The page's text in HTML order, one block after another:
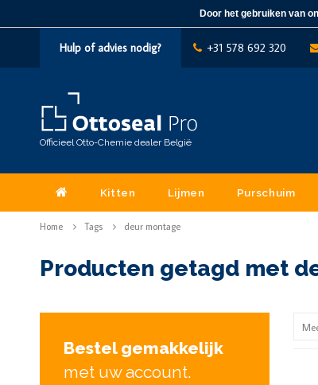
Hulp of advies nodig? +31 578 692 320
Officieel Otto-Chemie dealer België
Kitten Lijmen Purschuim
Home Tags deur montage
Producten getagd met
Bestel gemakkelijk
met uw account.
Door het gebruiken van